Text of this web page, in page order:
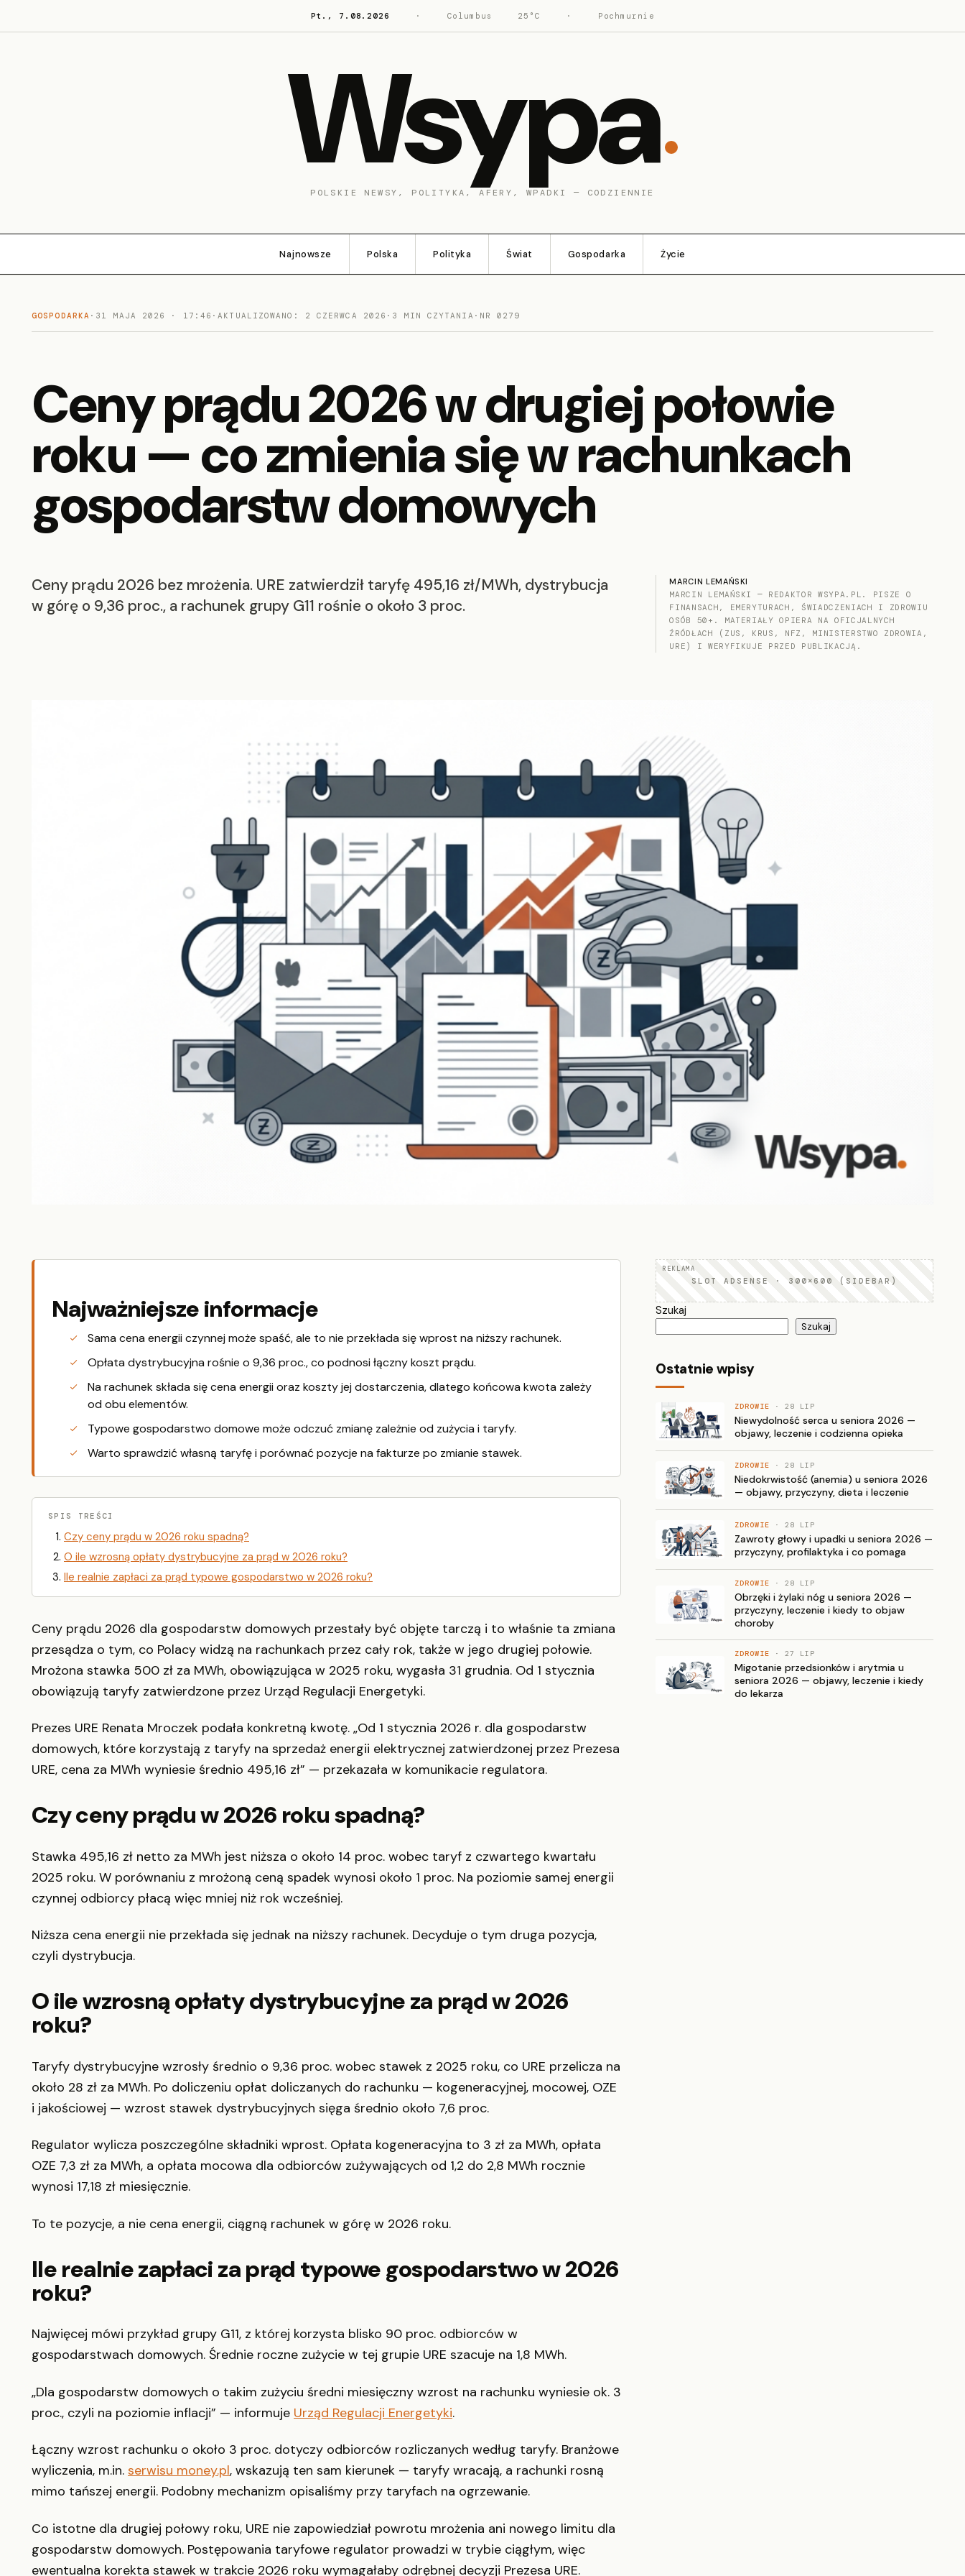
Pt., 7.08.2026 · Columbus 25°C · Pochmurnie
Wsypa
POLSKIE NEWSY, POLITYKA, AFERY, WPADKI — CODZIENNIE
Najnowsze Polska Polityka Świat Gospodarka Życie
GOSPODARKA · 31 MAJA 2026 · 17:46 ·AKTUALIZOWANO: 2 CZERWCA 2026 · 3 MIN CZYTANIA · NR 0279
Ceny prądu 2026 w drugiej połowie
roku — co zmienia się w rachunkach
gospodarstw domowych
Ceny prądu 2026 bez mrożenia. URE zatwierdził taryfę 495,16 zł/MWh, dystrybucja
w górę o 9,36 proc., a rachunek grupy G11 rośnie o około 3 proc.
MARCIN LEMAŃSKI
MARCIN LEMAŃSKI — REDAKTOR WSYPA.PL. PISZE O
FINANSACH, EMERYTURACH, ŚWIADCZENIACH I ZDROWIU
OSÓB 50+. MATERIAŁY OPIERA NA OFICJALNYCH
ŹRÓDŁACH (ZUS, KRUS, NFZ, MINISTERSTWO ZDROWIA,
URE) I WERYFIKUJE PRZED PUBLIKACJĄ.
Najważniejsze informacje
Sama cena energii czynnej może spaść, ale to nie przekłada się wprost na niższy rachunek.
Opłata dystrybucyjna rośnie o 9,36 proc., co podnosi łączny koszt prądu.
Na rachunek składa się cena energii oraz koszty jej dostarczenia, dlatego końcowa kwota zależy
od obu elementów.
Typowe gospodarstwo domowe może odczuć zmianę zależnie od zużycia i taryfy.
Warto sprawdzić własną taryfę i porównać pozycje na fakturze po zmianie stawek.
SPIS TREŚCI
Czy ceny prądu w 2026 roku spadną?
O ile wzrosną opłaty dystrybucyjne za prąd w 2026 roku?
Ile realnie zapłaci za prąd typowe gospodarstwo w 2026 roku?
Ceny prądu 2026 dla gospodarstw domowych przestały być objęte tarczą i to właśnie ta zmiana
przesądza o tym, co Polacy widzą na rachunkach przez cały rok, także w jego drugiej połowie.
Mrożona stawka 500 zł za MWh, obowiązująca w 2025 roku, wygasła 31 grudnia. Od 1 stycznia
obowiązują taryfy zatwierdzone przez Urząd Regulacji Energetyki.
Prezes URE Renata Mroczek podała konkretną kwotę. „Od 1 stycznia 2026 r. dla gospodarstw
domowych, które korzystają z taryfy na sprzedaż energii elektrycznej zatwierdzonej przez Prezesa
URE, cena za MWh wyniesie średnio 495,16 zł” — przekazała w komunikacie regulatora.
Czy ceny prądu w 2026 roku spadną?
Stawka 495,16 zł netto za MWh jest niższa o około 14 proc. wobec taryf z czwartego kwartału
2025 roku. W porównaniu z mrożoną ceną spadek wynosi około 1 proc. Na poziomie samej energii
czynnej odbiorcy płacą więc mniej niż rok wcześniej.
Niższa cena energii nie przekłada się jednak na niższy rachunek. Decyduje o tym druga pozycja,
czyli dystrybucja.
O ile wzrosną opłaty dystrybucyjne za prąd w 2026
roku?
Taryfy dystrybucyjne wzrosły średnio o 9,36 proc. wobec stawek z 2025 roku, co URE przelicza na
około 28 zł za MWh. Po doliczeniu opłat doliczanych do rachunku — kogeneracyjnej, mocowej, OZE
i jakościowej — wzrost stawek dystrybucyjnych sięga średnio około 7,6 proc.
Regulator wylicza poszczególne składniki wprost. Opłata kogeneracyjna to 3 zł za MWh, opłata
OZE 7,3 zł za MWh, a opłata mocowa dla odbiorców zużywających od 1,2 do 2,8 MWh rocznie
wynosi 17,18 zł miesięcznie.
To te pozycje, a nie cena energii, ciągną rachunek w górę w 2026 roku.
Ile realnie zapłaci za prąd typowe gospodarstwo w 2026
roku?
Najwięcej mówi przykład grupy G11, z której korzysta blisko 90 proc. odbiorców w
gospodarstwach domowych. Średnie roczne zużycie w tej grupie URE szacuje na 1,8 MWh.
„Dla gospodarstw domowych o takim zużyciu średni miesięczny wzrost na rachunku wyniesie ok. 3
proc., czyli na poziomie inflacji” — informuje Urząd Regulacji Energetyki.
Łączny wzrost rachunku o około 3 proc. dotyczy odbiorców rozliczanych według taryfy. Branżowe
wyliczenia, m.in. serwisu money.pl, wskazują ten sam kierunek — taryfy wracają, a rachunki rosną
mimo tańszej energii. Podobny mechanizm opisaliśmy przy taryfach na ogrzewanie.
Co istotne dla drugiej połowy roku, URE nie zapowiedział powrotu mrożenia ani nowego limitu dla
gospodarstw domowych. Postępowania taryfowe regulator prowadzi w trybie ciągłym, więc
ewentualna korekta stawek w trakcie 2026 roku wymagałaby odrębnej decyzji Prezesa URE.
SLOT ADSENSE · 300×600 (SIDEBAR)
Szukaj
Szukaj
Ostatnie wpisy
ZDROWIE · 28 LIP
Niewydolność serca u seniora 2026 —
objawy, leczenie i codzienna opieka
ZDROWIE · 28 LIP
Niedokrwistość (anemia) u seniora 2026
— objawy, przyczyny, dieta i leczenie
ZDROWIE · 28 LIP
Zawroty głowy i upadki u seniora 2026 —
przyczyny, profilaktyka i co pomaga
ZDROWIE · 28 LIP
Obrzęki i żylaki nóg u seniora 2026 —
przyczyny, leczenie i kiedy to objaw
choroby
ZDROWIE · 27 LIP
Migotanie przedsionków i arytmia u
seniora 2026 — objawy, leczenie i kiedy
do lekarza